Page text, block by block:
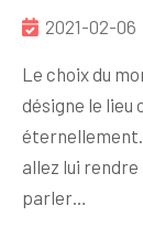
2021-02-06
Le choix du
désigne le lieu
éternellement.
allez lui rendre
parler…